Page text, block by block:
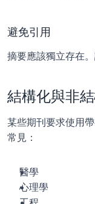
避免引用
摘要應該獨立存在
結構化與非
某些期刊要求使用
常見：
醫學
心理學